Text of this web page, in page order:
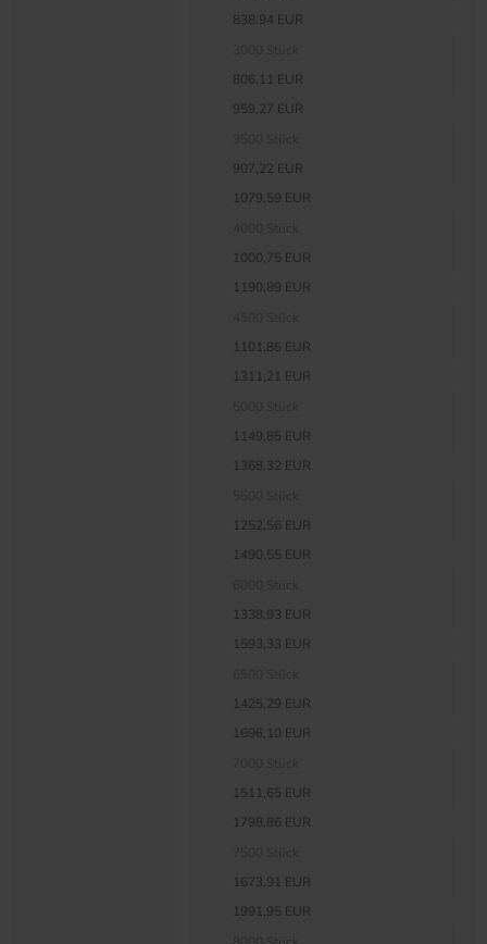
838,94 EUR
806,11 EUR
959,27 EUR
907,22 EUR
1079,59 EUR
1000,75 EUR
1190,89 EUR
1101,86 EUR
1311,21 EUR
1149,85 EUR
1368,32 EUR
1252,56 EUR
1490,55 EUR
1338,93 EUR
1593,33 EUR
1425,29 EUR
1696,10 EUR
1511,65 EUR
1798,86 EUR
1673,91 EUR
1991,95 EUR